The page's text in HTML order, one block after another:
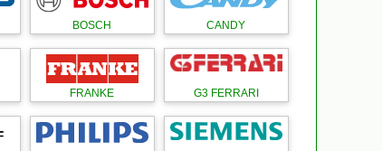
BOSCH CANDY
FRANKE G3 FERRARI